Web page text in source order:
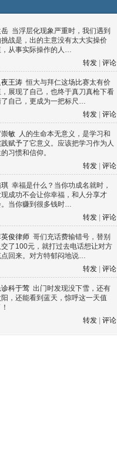
当浮层化现象严重时，我们遇到
战是，出的主意没有太大实操价
，从事实际操作的人…
转发
评论
夜王涛 恒大与拜仁这场比赛太有价
展现了自己，也终于真刀真枪下看
了自己，更成为一把标尺…
转发
评论
崇敏 人的生命本无意义，是学习和
赋予了它意义。应该把学习作为人
习惯和信仰。
转发
评论
琪 幸福是什么？当你功成名就时，
成功不会让你幸福，和人分享才
。当你赚到很多钱时…
转发
评论
俊律师 哥们充话费输错号，替别
交了100元，就打过去电话想让对方
点回来。对方特郁闷地说…
转发
评论
科于莺 出门时发现没下雪，还有
，还能看到蓝天，惊呼这一天值
转发
评论